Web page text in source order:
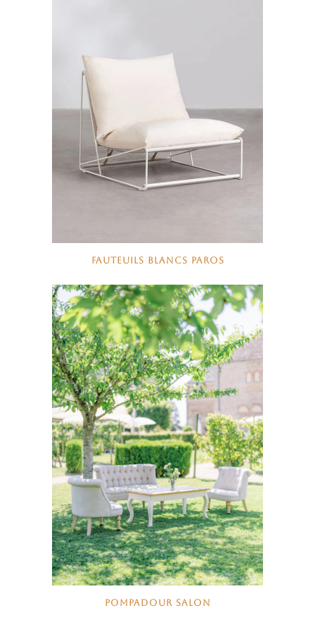
FAUTEUILS BLANCS PAROS
POMPADOUR SALON